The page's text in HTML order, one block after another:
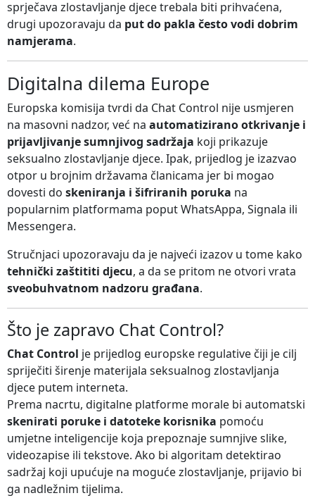
sprječava zlostavljanje djece trebala biti prihvaćena,
drugi upozoravaju da put do pakla često vodi dobrim
namjerama.
Digitalna dilema Europe
Europska komisija tvrdi da Chat Control nije usmjeren
na masovni nadzor, već na automatizirano otkrivanje i
prijavljivanje sumnjivog sadržaja koji prikazuje
seksualno zlostavljanje djece. Ipak, prijedlog je izazvao
otpor u brojnim državama članicama jer bi mogao
dovesti do skeniranja i šifriranih poruka na
popularnim platformama poput WhatsAppa, Signala ili
Messengera.
Stručnjaci upozoravaju da je najveći izazov u tome kako
tehnički zaštititi djecu, a da se pritom ne otvori vrata
sveobuhvatnom nadzoru građana.
Što je zapravo Chat Control?
Chat Control je prijedlog europske regulative čiji je cilj
spriječiti širenje materijala seksualnog zlostavljanja
djece putem interneta.
Prema nacrtu, digitalne platforme morale bi automatski
skenirati poruke i datoteke korisnika pomoću
umjetne inteligencije koja prepoznaje sumnjive slike,
videozapise ili tekstove. Ako bi algoritam detektirao
sadržaj koji upućuje na moguće zlostavljanje, prijavio bi
ga nadležnim tijelima.